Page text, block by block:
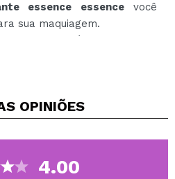
essence essencevocê
sua maquiagem.
não só hidrata, mas
liberdade de escolher se
ou usá-lo como base de
OPINIÕES
4.00